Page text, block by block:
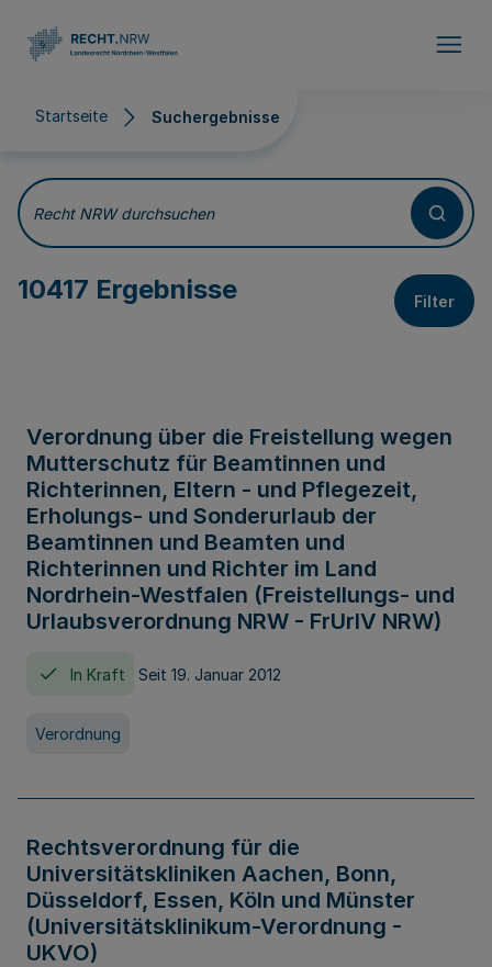
Startseite Suchergebnisse
Suchergebnisse
Recht NRW durchsuchen
10417 Ergebnisse Filter
Verordnung über die Freistellung wegen
Mutterschutz für Beamtinnen und
Richterinnen, Eltern - und Pflegezeit,
Erholungs- und Sonderurlaub der
Beamtinnen und Beamten und
Richterinnen und Richter im Land
Nordrhein-Westfalen (Freistellungs- und
Urlaubsverordnung NRW - FrUrlV NRW)
In Kraft Seit 19. Januar 2012
Verordnung
Rechtsverordnung für die
Universitätskliniken Aachen, Bonn,
Düsseldorf, Essen, Köln und Münster
(Universitätsklinikum-Verordnung -
UKVO)